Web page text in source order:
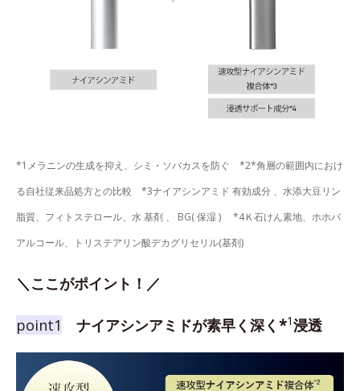
*1メラニンの生成を抑え、シミ・ソバカスを防ぐ *2*角層の範囲内におけ
る自社従来品処方との比較 *3ナイアシンアミド 有効成分 、水添大豆リン
脂質、フィトステロール、水 基剤 、 BG( 保湿 ) *4Ｋ石けん素地、ホホバ
アルコール、トリステアリン酸デカグリセリル(基剤)
＼ここがポイント！／
point1 ナイアシンアミドが素早く深く*1浸透